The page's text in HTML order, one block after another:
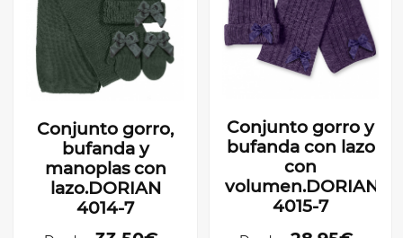
Conjunto gorro,
bufanda y
manoplas con
lazo.DORIAN
4014-7
Conjunto gorro y
bufanda con lazo
con
volumen.DORIAN
4015-7